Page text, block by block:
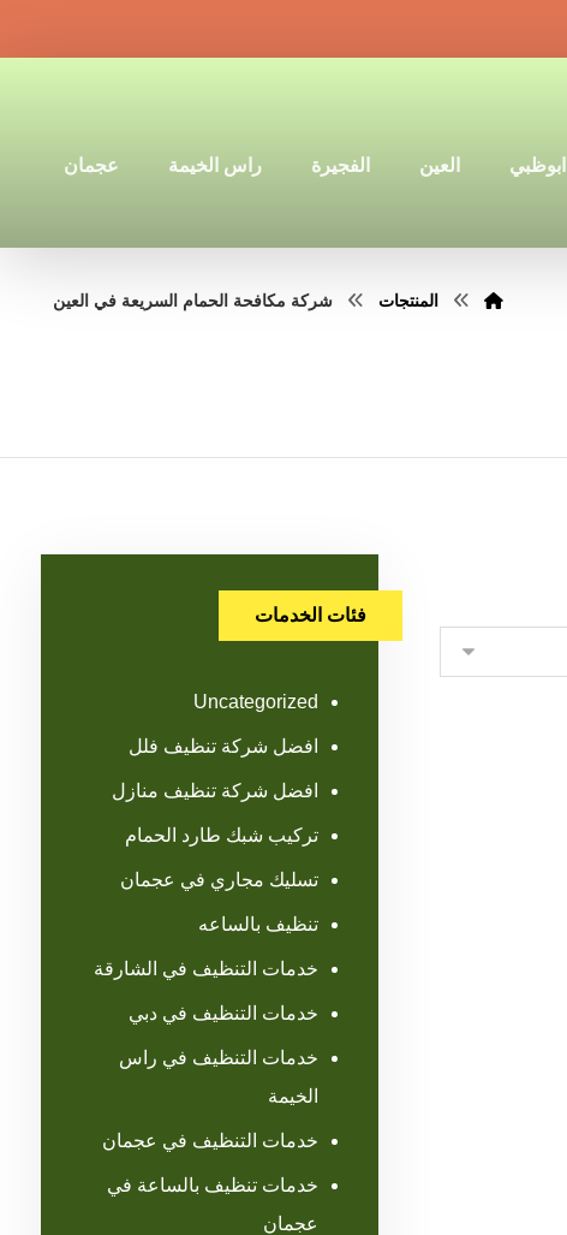
ابوظبي العين الفجيرة راس الخيمة عجمان
المنتجات شركة مكافحة الحمام السريعة في العين
فئات الخدمات
Uncategorized
افضل شركة تنظيف فلل
افضل شركة تنظيف منازل
تركيب شبك طارد الحمام
تسليك مجاري في عجمان
تنظيف بالساعه
خدمات التنظيف في الشارقة
خدمات التنظيف في دبي
خدمات التنظيف في راس
الخيمة
خدمات التنظيف في عجمان
خدمات تنظيف بالساعة في
عجمان